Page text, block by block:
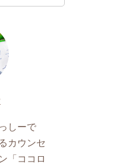
しーで
カウンセ
「ココロ